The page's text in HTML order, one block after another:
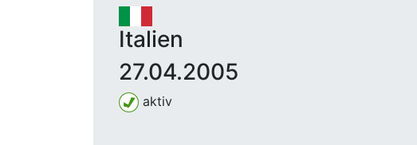
Italien
27.04.2005
aktiv